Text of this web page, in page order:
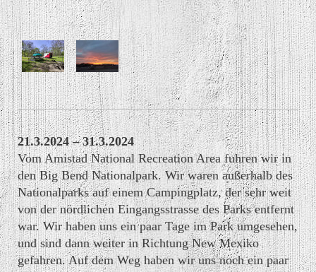
21.3.2024 – 31.3.2024
Vom Amistad National Recreation Area fuhren wir in
den Big Bend Nationalpark. Wir waren außerhalb des
Nationalparks auf einem Campingplatz, der sehr weit
von der nördlichen Eingangsstrasse des Parks entfernt
war. Wir haben uns ein paar Tage im Park umgesehen,
und sind dann weiter in Richtung New Mexiko
gefahren. Auf dem Weg haben wir uns noch ein paar